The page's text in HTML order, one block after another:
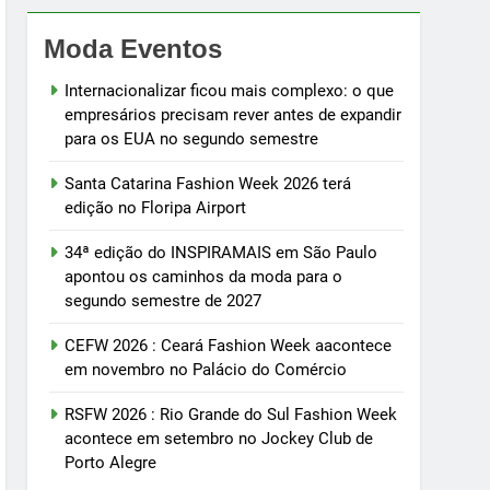
Moda Eventos
Internacionalizar ficou mais complexo: o que
empresários precisam rever antes de expandir
para os EUA no segundo semestre
Santa Catarina Fashion Week 2026 terá
edição no Floripa Airport
34ª edição do INSPIRAMAIS em São Paulo
apontou os caminhos da moda para o
segundo semestre de 2027
CEFW 2026 : Ceará Fashion Week aacontece
em novembro no Palácio do Comércio
RSFW 2026 : Rio Grande do Sul Fashion Week
acontece em setembro no Jockey Club de
Porto Alegre